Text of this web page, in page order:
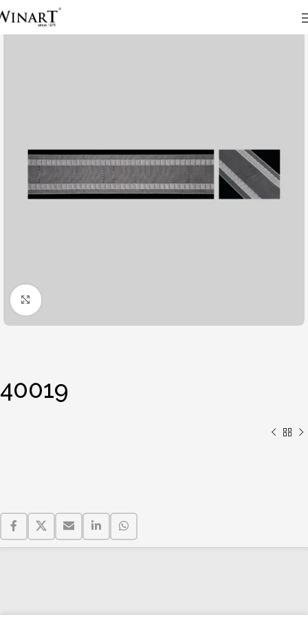
Click to enlarge
40019